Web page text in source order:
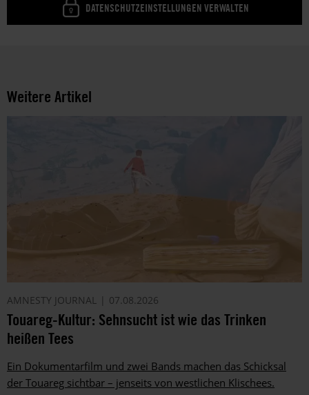
DATENSCHUTZEINSTELLUNGEN VERWALTEN
Weitere Artikel
AMNESTY JOURNAL 07.08.2026
Touareg-Kultur: Sehnsucht ist wie das Trinken
heißen Tees
Ein Dokumentarfilm und zwei Bands machen das Schicksal
der Touareg sichtbar – jenseits von westlichen Klischees.